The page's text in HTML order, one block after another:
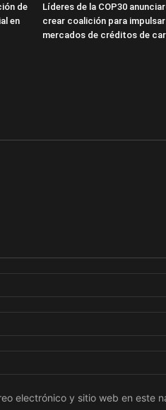
de
en
Líderes de la COP30
crear coalición para
mercados de créditos de
electrónico y sitio web en este